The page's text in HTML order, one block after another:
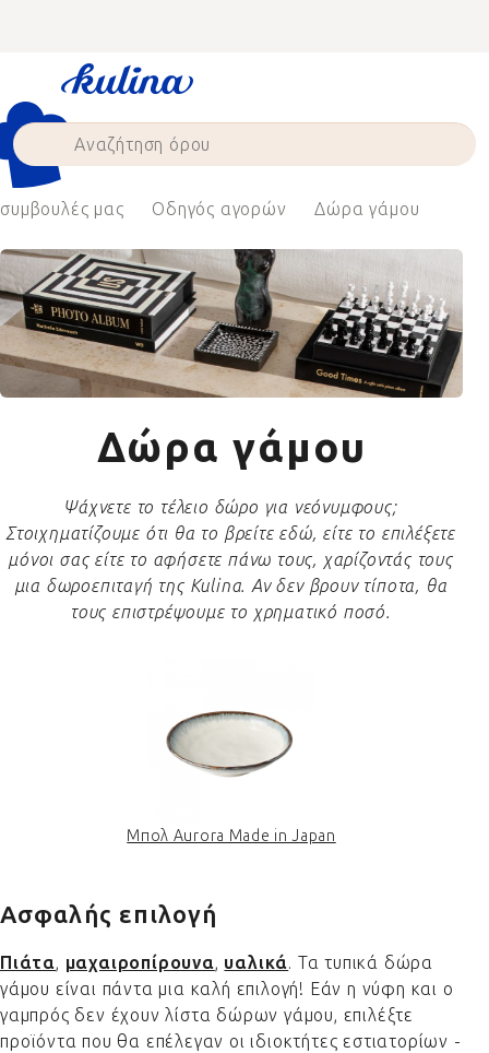
μας Οδηγός αγορών Δώρα γάμου
Δώρα γάμου
Ψάχνετε το τέλειο δώρο για νεόνυμφους;
Στοιχηματίζουμε ότι θα το βρείτε εδώ, είτε το επιλέξετε
μόνοι σας είτε το αφήσετε πάνω τους, χαρίζοντάς τους
μια δωροεπιταγή της Kulina. Αν δεν βρουν τίποτα, θα
τους επιστρέψουμε το χρηματικό ποσό.
Μπολ Aurora Made in Japan
Ασφαλής επιλογή
Πιάτα, μαχαιροπίρουνα, υαλικά. Τα τυπικά δώρα
γάμου είναι πάντα μια καλή επιλογή! Εάν η νύφη και ο
γαμπρός δεν έχουν λίστα δώρων γάμου, επιλέξτε
προϊόντα που θα επέλεγαν οι ιδιοκτήτες εστιατορίων -